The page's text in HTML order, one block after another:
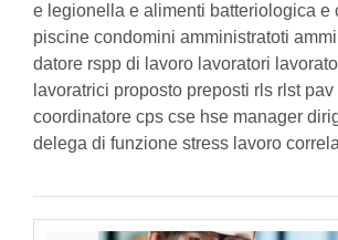
e legionella e alimenti batteriologica e
piscine condomini amministratoti
datore rspp di lavoro lavoratori
lavoratrici proposto preposti rls rlst pav
coordinatore cps cse hse manager
delega di funzione stress lavoro